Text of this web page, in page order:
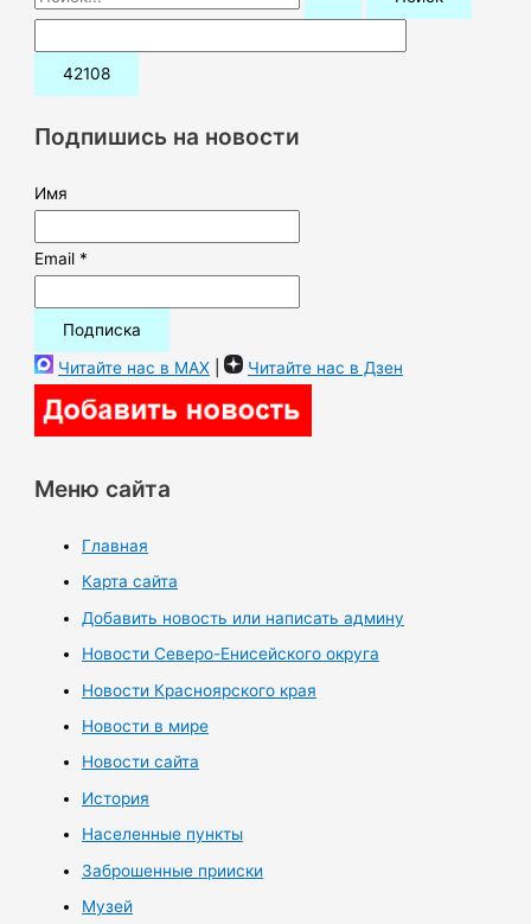
о
и
:Подпишись на новости
Имя
Email *
Читайте нас в MAX | Читайте нас в Дзен
Меню сайта
Главная
Карта сайта
Добавить новость или написать админу
Новости Северо-Енисейского округа
Новости Красноярского края
Новости в мире
Новости сайта
История
Населенные пункты
Заброшенные прииски
Музей